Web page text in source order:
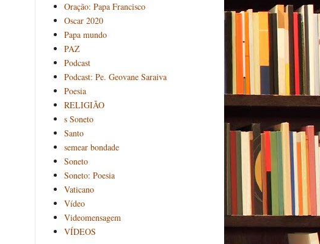
Oração: Papa Francisco
Oscar 2020
Papa mundo
PAZ
Podcast
Podcast: Pe. Geovane Saraiva
Poesia
RELIGIÃO
s Soneto
Santo
semear bondade
Soneto
Soneto: Poesia
Vaticano
Vídeo
Videomensagem
VÍDEOS